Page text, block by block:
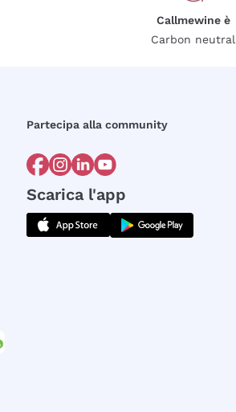
Callmewine è
Carbon neutral
Partecipa alla community
Scarica l'app